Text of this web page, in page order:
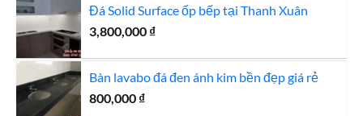
1,560,000 ₫.là:
Đá Solid Surface ốp bếp tại Thanh Xuân
3,800,000 ₫
Bàn lavabo đá đen ánh kim bền đẹp giá rẻ
800,000 ₫